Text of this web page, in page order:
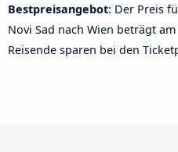
Bestpreisangebot: Der Preis
Novi Sad nach Wien beträgt am
Reisende sparen bei den